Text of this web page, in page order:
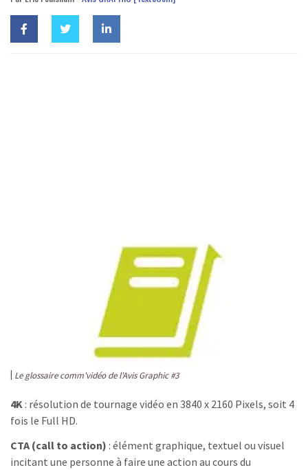
Le glossaire comm'vidéo de l'Avis Graphic #3
4K : résolution de tournage vidéo en 3840 x 2160 Pixels, soit 4
fois le Full HD.
CTA (call to action) : élément graphique, textuel ou visuel
incitant une personne à faire une action au cours du